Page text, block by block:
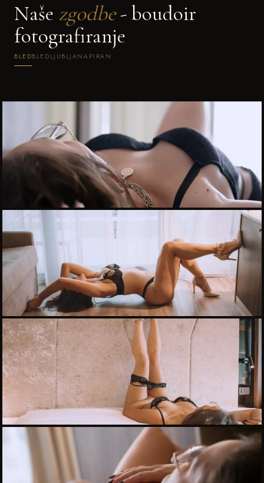
Naše zgodbe- boudoir
fotografiranje
BLEDBLED LJUBLJANA PIRAN